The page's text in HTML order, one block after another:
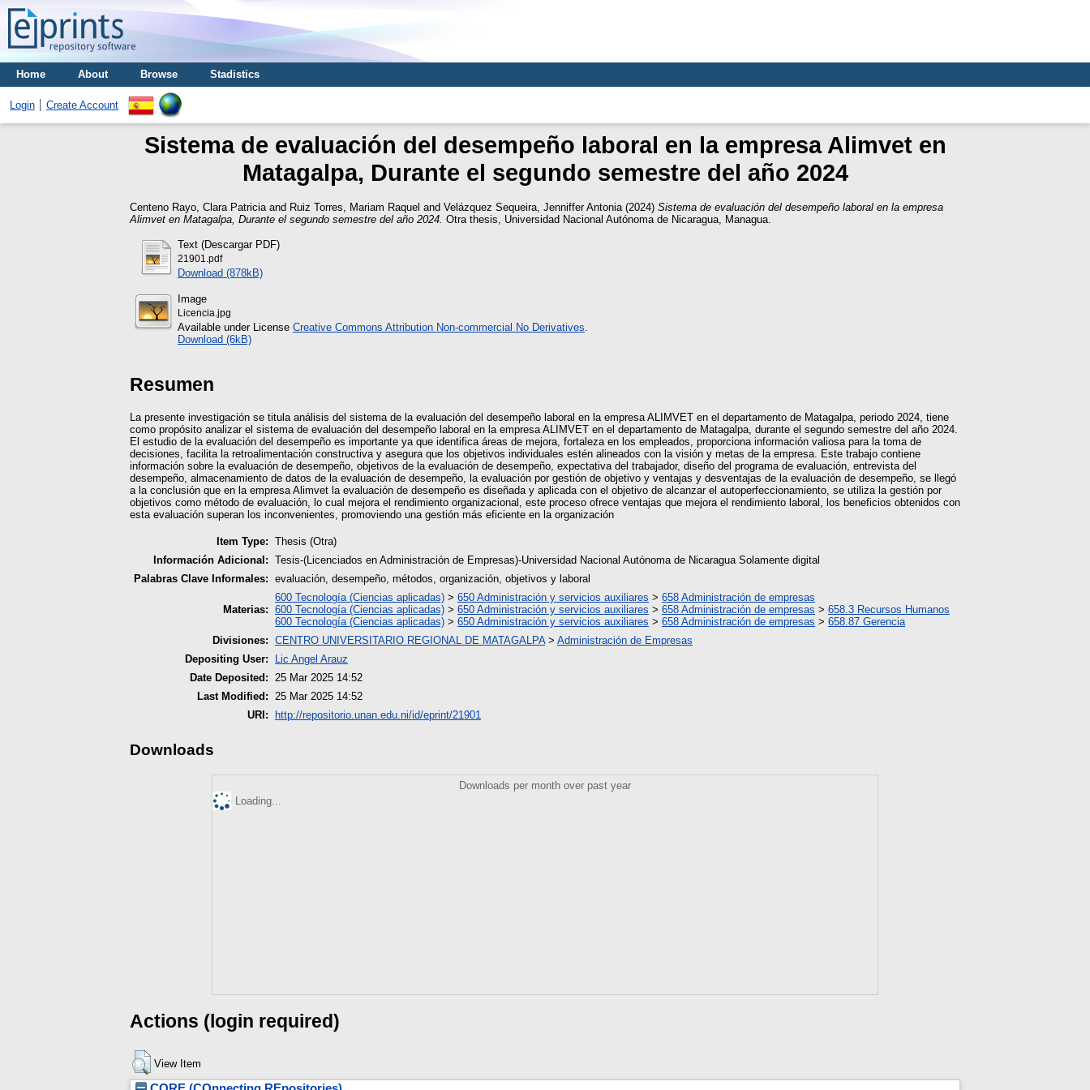
Home About Browse Stadistics
Login Create Account
Sistema de evaluación del desempeño laboral en la empresa Alimvet en
Matagalpa, Durante el segundo semestre del año 2024
Centeno Rayo, Clara Patricia and Ruiz Torres, Mariam Raquel and Velázquez Sequeira, Jenniffer Antonia (2024) Sistema de evaluación del desempeño laboral en la empresa
Alimvet en Matagalpa, Durante el segundo semestre del año 2024. Otra thesis, Universidad Nacional Autónoma de Nicaragua, Managua.
Text (Descargar PDF)
21901.pdf
Download (878kB)
Image
Licencia.jpg
Available under License Creative Commons Attribution Non-commercial No Derivatives
Download (6kB)
Resumen
La presente investigación se titula análisis del sistema de la evaluación del desempeño laboral en la empresa ALIMVET en el departamento de Matagalpa, periodo 2024, tiene
como propósito analizar el sistema de evaluación del desempeño laboral en la empresa ALIMVET en el departamento de Matagalpa, durante el segundo semestre del año 2024.
El estudio de la evaluación del desempeño es importante ya que identifica áreas de mejora, fortaleza en los empleados, proporciona información valiosa para la toma de
decisiones, facilita la retroalimentación constructiva y asegura que los objetivos individuales estén alineados con la visión y metas de la empresa. Este trabajo contiene
información sobre la evaluación de desempeño, objetivos de la evaluación de desempeño, expectativa del trabajador, diseño del programa de evaluación, entrevista del
desempeño, almacenamiento de datos de la evaluación de desempeño, la evaluación por gestión de objetivo y ventajas y desventajas de la evaluación de desempeño, se llegó
a la conclusión que en la empresa Alimvet la evaluación de desempeño es diseñada y aplicada con el objetivo de alcanzar el autoperfeccionamiento, se utiliza la gestión por
objetivos como método de evaluación, lo cual mejora el rendimiento organizacional, este proceso ofrece ventajas que mejora el rendimiento laboral, los beneficios obtenidos con
esta evaluación superan los inconvenientes, promoviendo una gestión más eficiente en la organización
Item Type: Thesis (Otra)
Información Adicional: Tesis-(Licenciados en Administración de Empresas)-Universidad Nacional Autónoma de Nicaragua Solamente digital
Palabras Clave Informales: evaluación, desempeño, métodos, organización, objetivos y laboral
Materias:
600 Tecnología (Ciencias aplicadas) > 650 Administración y servicios auxiliares > 658 Administración de empresas
600 Tecnología (Ciencias aplicadas) > 650 Administración y servicios auxiliares > 658 Administración de empresas > 658.3 Recursos Humanos
600 Tecnología (Ciencias aplicadas) > 650 Administración y servicios auxiliares > 658 Administración de empresas > 658.87 Gerencia
Divisiones: CENTRO UNIVERSITARIO REGIONAL DE MATAGALPA> Administración de Empresas
Depositing User:
Lic Angel Arauz
Date Deposited:
25 Mar 2025 14:52
Last Modified:
25 Mar 2025 14:52
URI:
http://repositorio.unan.edu.ni/id/eprint/21901
Downloads
Downloads per month over past year
Loading...
Actions (login required)
View Item